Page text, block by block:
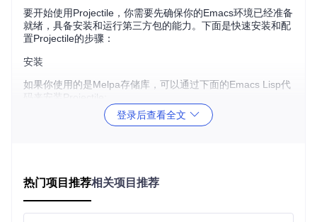
要开始使用Projectile，你需要先确保你的Emacs环境已经准备
就绪，具备安装和运行第三方包的能力。下面是快速安装和配
置Projectile的步骤：
安装
如果你使用的是Melpa存储库，可以通过下面的Emacs Lisp代
码来安装Projectile:
(package-refresh-contents)
登录后查看全文
热门项目推荐相关项目推荐